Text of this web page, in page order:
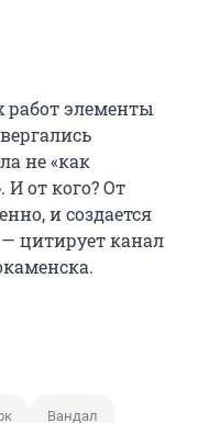
работ элементы
не «как
И от кого? От
и создается
цитирует канал
Вандал